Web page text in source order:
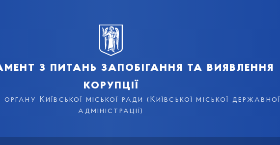
з питань запобігання та виявлення
корупції
Київської міської ради (Київської міської державної
адміністрації)